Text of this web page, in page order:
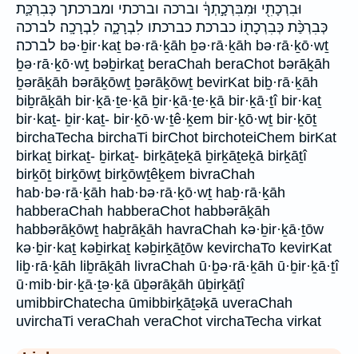
וּבִרְכָתִ֖י וּמִבִּרְכָ֣תְךָ֔ וברכה וברכתי ומברכתך כְּבִרְכַּ֛ת
כְּבִרְכַּ֨ת כְּבִרְכָת֖וֹ כברכת כברכתו לִבְרָכָ֑ה לִבְרָכָֽה׃ לברכה
לברכה׃ bə·ḇir·kaṯ bə·rā·ḵāh ḇə·rā·ḵāh bə·rā·ḵō·wṯ
ḇə·rā·ḵō·wṯ bəḇirkaṯ beraChah beraChot bərāḵāh
ḇərāḵāh bərāḵōwṯ ḇərāḵōwṯ bevirKat biḇ·rā·ḵāh
biḇrāḵāh bir·ḵā·ṯe·ḵā ḇir·ḵā·ṯe·ḵā bir·ḵā·ṯî bir·kaṯ
bir·kaṯ- ḇir·kaṯ- bir·ḵō·w·ṯê·ḵem bir·ḵō·wṯ bir·ḵōṯ
birchaTecha birchaTi birChot birchoteiChem birKat
birkaṯ birkaṯ- ḇirkaṯ- birḵāṯeḵā ḇirḵāṯeḵā birḵāṯî
birḵōṯ birḵōwṯ birḵōwṯêḵem bivraChah
hab·bə·rā·ḵāh hab·bə·rā·ḵō·wṯ haḇ·rā·ḵāh
habberaChah habberaChot habbərāḵāh
habbərāḵōwṯ haḇrāḵāh havraChah kə·ḇir·ḵā·ṯōw
kə·ḇir·kaṯ kəḇirkaṯ kəḇirḵāṯōw kevirchaTo kevirKat
liḇ·rā·ḵāh liḇrāḵāh livraChah ū·ḇə·rā·ḵāh ū·ḇir·ḵā·ṯî
ū·mib·bir·ḵā·ṯə·ḵā ūḇərāḵāh ūḇirḵāṯî
umibbirChatecha ūmibbirḵāṯəḵā uveraChah
uvirchaTi veraChah veraChot virchaTecha virkat